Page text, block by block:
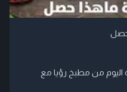
حصل
اليوم من مطبخ رؤيا مع